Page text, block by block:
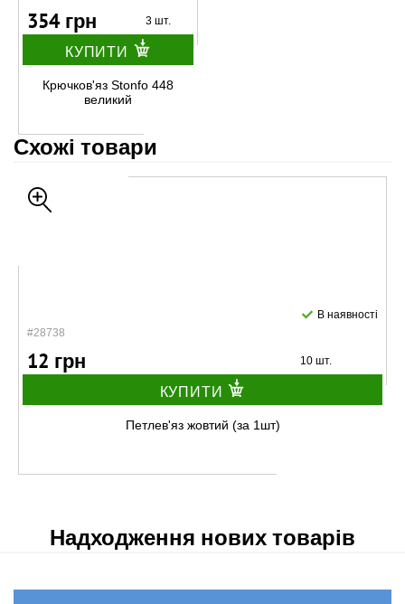
354 грн 3 шт.
КУПИТИ
Крючков'яз Stonfo 448
великий
Схожі товари
#28738
В наявності
12 грн 10 шт.
КУПИТИ
Петлев'яз жовтий (за 1шт)
Надходження нових товарів